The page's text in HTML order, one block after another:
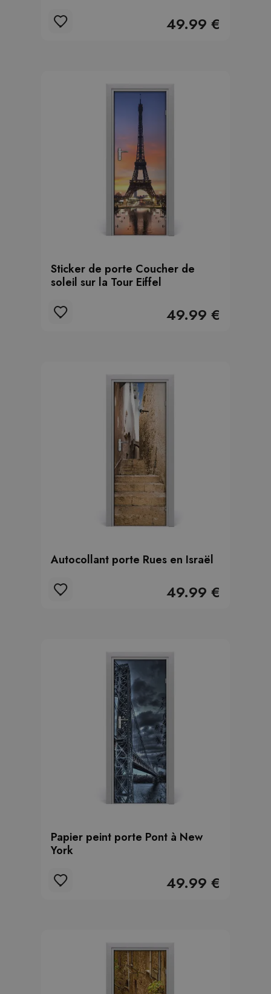
49.99 €
Sticker de porte Coucher de
soleil sur la Tour Eiffel
49.99 €
Autocollant porte Rues en Israël
49.99 €
Papier peint porte Pont à New
York
49.99 €